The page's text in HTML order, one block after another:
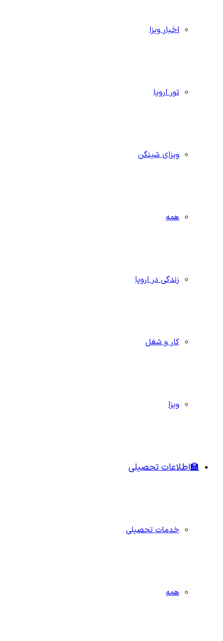
اخبار ویزا
تور اروپا
ویزای شینگن
همه
زندگی در اروپا
کار و شغل
ویزا
🏫اطلاعات تحصیلی
خدمات تحصیلی
همه